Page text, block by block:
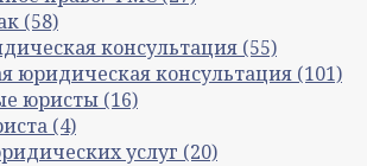
(58)
консультация (55)
юридическая консультация (101)
юристы (16)
(4)
услуг (20)